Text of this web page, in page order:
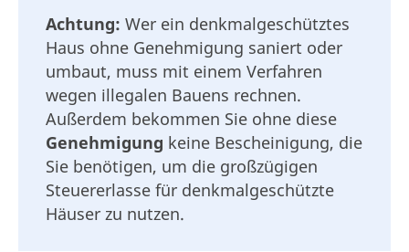
Achtung: Wer ein denkmalgeschütztes
Haus ohne Genehmigung saniert oder
umbaut, muss mit einem Verfahren
wegen illegalen Bauens rechnen.
Außerdem bekommen Sie ohne diese
Genehmigung keine Bescheinigung, die
Sie benötigen, um die großzügigen
Steuererlasse für denkmalgeschützte
Häuser zu nutzen.